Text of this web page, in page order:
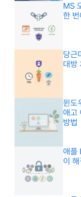
MS
한
당근
대방
윈도
애고
방법
애플
이